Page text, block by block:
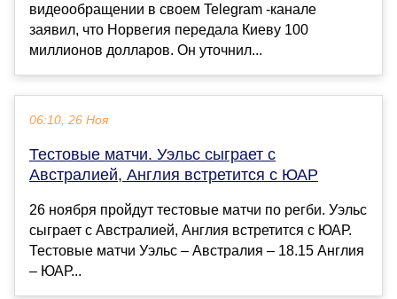
видеообращении в своем Telegram -канале
заявил, что Норвегия передала Киеву 100
миллионов долларов. Он уточнил...
06:10, 26 Ноя
Тестовые матчи. Уэльс сыграет с
Австралией, Англия встретится с ЮАР
26 ноября пройдут тестовые матчи по регби. Уэльс
сыграет с Австралией, Англия встретится с ЮАР.
Тестовые матчи Уэльс – Австралия – 18.15 Англия
– ЮАР...